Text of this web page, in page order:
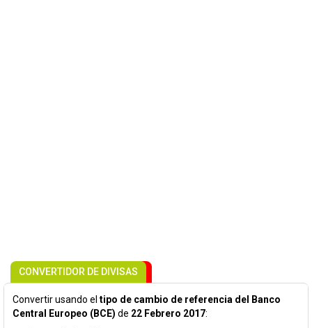
CONVERTIDOR DE DIVISAS
Convertir usando el tipo de cambio de referencia del Banco
Central Europeo (BCE) de 22 Febrero 2017: